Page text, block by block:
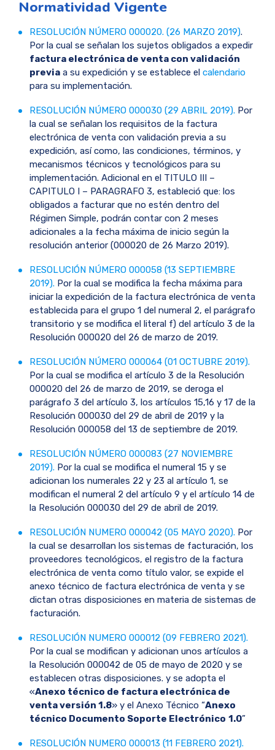
Normatividad Vigente
RESOLUCIÓN NÚMERO 000020. (26 MARZO 2019).
Por la cual se señalan los sujetos obligados a expedir
factura electrónica de venta con validación
previa a su expedición y se establece el calendario
para su implementación.
RESOLUCIÓN NÚMERO 000030 (29 ABRIL 2019). Por
la cual se señalan los requisitos de la factura
electrónica de venta con validación previa a su
expedición, así como, las condiciones, términos, y
mecanismos técnicos y tecnológicos para su
implementación. Adicional en el TITULO III –
CAPITULO I – PARAGRAFO 3, estableció que: los
obligados a facturar que no estén dentro del
Régimen Simple, podrán contar con 2 meses
adicionales a la fecha máxima de inicio según la
resolución anterior (000020 de 26 Marzo 2019).
RESOLUCIÓN NÚMERO 000058 (13 SEPTIEMBRE
2019). Por la cual se modifica la fecha máxima para
iniciar la expedición de la factura electrónica de venta
establecida para el grupo 1 del numeral 2, el parágrafo
transitorio y se modifica el literal f) del artículo 3 de la
Resolución 000020 del 26 de marzo de 2019.
RESOLUCIÓN NÚMERO 000064 (01 OCTUBRE 2019).
Por la cual se modifica el artículo 3 de la Resolución
000020 del 26 de marzo de 2019, se deroga el
parágrafo 3 del artículo 3, los artículos 15,16 y 17 de la
Resolución 000030 del 29 de abril de 2019 y la
Resolución 000058 del 13 de septiembre de 2019.
RESOLUCIÓN NÚMERO 000083 (27 NOVIEMBRE
2019). Por la cual se modifica el numeral 15 y se
adicionan los numerales 22 y 23 al artículo 1, se
modifican el numeral 2 del artículo 9 y el artículo 14 de
la Resolución 000030 del 29 de abril de 2019.
RESOLUCIÓN NUMERO 000042 (05 MAYO 2020). Por
la cual se desarrollan los sistemas de facturación, los
proveedores tecnológicos, el registro de la factura
electrónica de venta como título valor, se expide el
anexo técnico de factura electrónica de venta y se
dictan otras disposiciones en materia de sistemas de
facturación.
RESOLUCIÓN NUMERO 000012 (09 FEBRERO 2021).
Por la cual se modifican y adicionan unos artículos a
la Resolución 000042 de 05 de mayo de 2020 y se
establecen otras disposiciones. y se adopta el
«Anexo técnico de factura electrónica de
venta versión 1.8» y el Anexo Técnico “Anexo
técnico Documento Soporte Electrónico 1.0”
RESOLUCIÓN NUMERO 000013 (11 FEBRERO 2021).